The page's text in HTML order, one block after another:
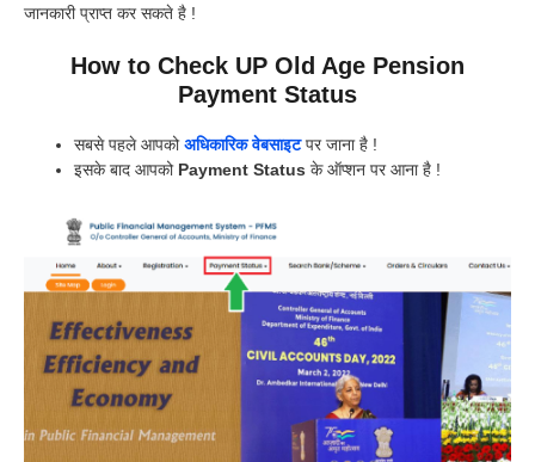
जानकारी प्राप्त कर सकते है !
How to Check UP Old Age Pension
Payment Status
सबसे पहले आपकोअधिकारिक वेबसाइटपर जाना है !
इसके बाद आपको Payment Status के ऑप्शन पर आना है !